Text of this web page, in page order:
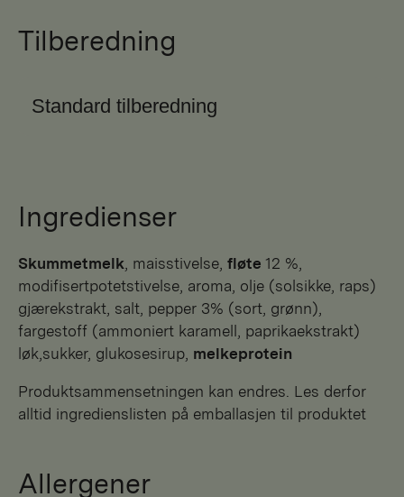
Tilberedning
Standard tilberedning
Ingredienser
skummetmelk , maisstivelse,fløte 12 %,
modifisertpotetstivelse, aroma, olje (solsikke, raps)
gjærekstrakt, salt, pepper 3% (sort, grønn),
fargestoff (ammoniert karamell, paprikaekstrakt)
løk,sukker, glukosesirup, melkeprotein
Produktsammensetningen kan endres. Les derfor
alltid ingredienslisten på emballasjen til produktet
Allergener